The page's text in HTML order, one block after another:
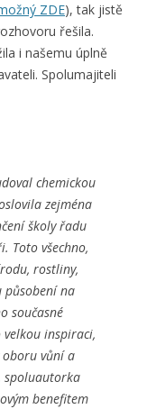
ZDE), tak jistě
řešila.
i našemu úplně
Spolumajiteli
chemickou
zejména
školy řadu
Toto všechno,
rostliny,
působení na
současné
inspiraci,
vůní a
spoluautorka
benefitem